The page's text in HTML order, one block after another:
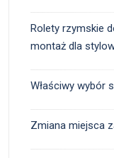
Rolety rzymskie
montaż dla
Właściwy wybór
Zmiana miejsca